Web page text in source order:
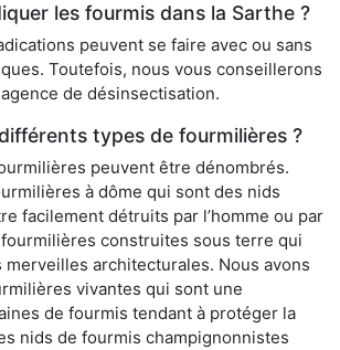
les fourmis dans la Sarthe ?
peuvent se faire avec ou sans
Toutefois, nous vous conseillerons
de désinsectisation.
types de fourmilières ?
peuvent être dénombrés.
à dôme qui sont des nids
facilement détruits par l’homme ou par
construites sous terre qui
architecturales. Nous avons
vivantes qui sont une
de fourmis tendant à protéger la
nids de fourmis champignonnistes